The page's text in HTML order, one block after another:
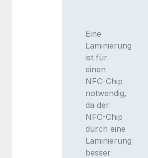
Eine
Laminierung
ist für
einen
NFC-Chip
notwendig,
da der
NFC-Chip
durch eine
Laminierung
besser